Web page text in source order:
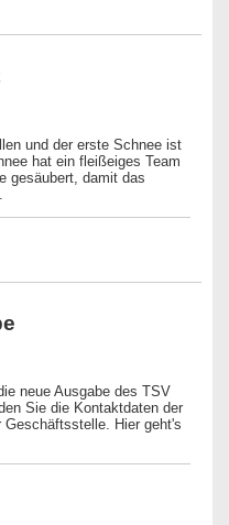
und der erste Schnee ist
hat ein fleißeiges Team
gesäubert, damit das
neue Ausgabe des TSV
Sie die Kontaktdaten der
Hier geht's